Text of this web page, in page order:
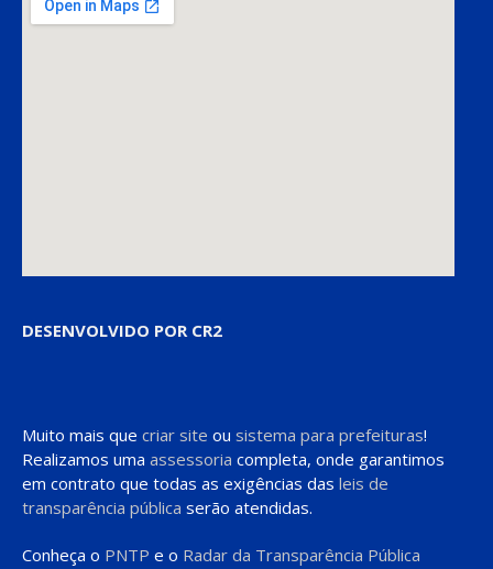
DESENVOLVIDO POR CR2
Muito mais que criar site ou sistema para prefeituras!
Realizamos uma assessoria completa, onde garantimos
em contrato que todas as exigências das leis de
transparência pública serão atendidas.
Conheça o PNTP e o Radar da Transparência Pública